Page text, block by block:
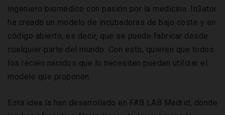
ingeniero biomédico con pasión por la medicina. In3ator
ha creado un modelo de incubadoras de bajo coste y en
código abierto, es decir, que se puede fabricar desde
cualquier parte del mundo. Con esto, quieren que todos
los recién nacidos que lo necesiten puedan utilizar el
modelo que proponen.
Esta idea la han desarrollado en FAB LAB Madrid, donde